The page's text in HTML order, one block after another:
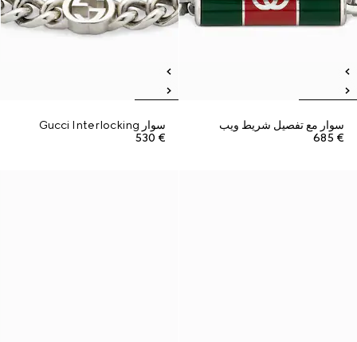
سوار مع تفصيل شريط ويب
€ 685
سوار Gucci Interlocking
€ 530